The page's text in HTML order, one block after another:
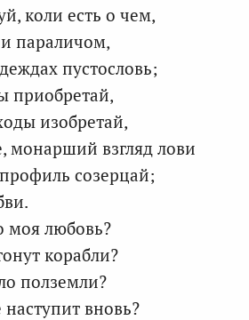
коли есть о чем,
параличом,
пустословь;
приобретай,
изобретай,
монарший взгляд лови
созерцай;
моя любовь?
корабли?
полземли?
вновь?